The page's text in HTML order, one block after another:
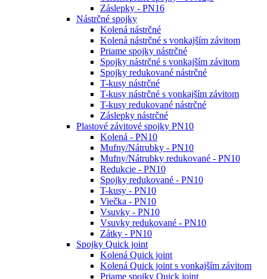
Záslepky - PN16
Nástrčné spojky
Kolená nástrčné
Kolená nástrčné s vonkajším závitom
Priame spojky nástrčné
Spojky nástrčné s vonkajším závitom
Spojky redukované nástrčné
T-kusy nástrčné
T-kusy nástrčné s vonkajším závitom
T-kusy redukované nástrčné
Záslepky nástrčné
Plastové závitové spojky PN10
Kolená - PN10
Mufny/Nátrubky - PN10
Mufny/Nátrubky redukované - PN10
Redukcie - PN10
Spojky redukované - PN10
T-kusy - PN10
Viečka - PN10
Vsuvky - PN10
Vsuvky redukované - PN10
Zátky - PN10
Spojky Quick joint
Kolená Quick joint
Kolená Quick joint s vonkajším závitom
Priame spojky Quick joint